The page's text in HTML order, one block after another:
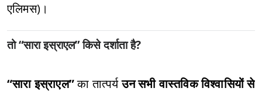
एलिमस)।
तो “सारा इस्राएल” किसे दर्शाता है?
“सारा इस्राएल”का तात्पर्यउन सभी वास्तविक विश्वासियों से